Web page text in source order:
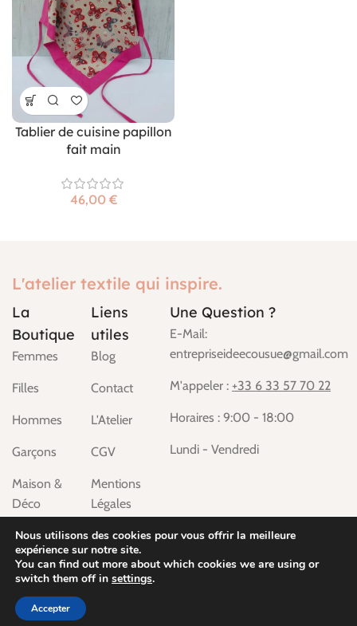
Atelier de couture - Créations artisanales
Tablier de cuisine papillon
fait main
€
L'atelier textile qui inspire.
La
Boutique
Femmes
Filles
Hommes
Garçons
Maison &
Déco
Chiens &
Chats
Liens
utiles
Blog
Contact
L'Atelier
CGV
Mentions
Légales
Une Question ?
E-Mail:
entrepriseideecousue@gmail.com
M'appeler : +33 6 33 57 70 22
Horaires : 9:00 - 18:00
Lundi - Vendredi
2024Mentions Légales
Nous utilisons des cookies pour vous offrir la meilleure
expérience sur notre site.
You can find out more about which cookies we are using or
switch them off in settings.
Accepter